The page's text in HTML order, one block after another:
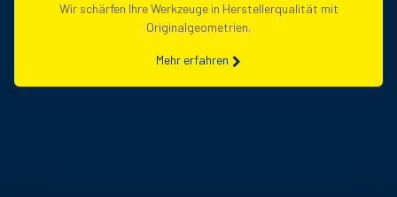
Wir schärfen Ihre Werkzeuge in Herstellerqualität mit
Originalgeometrien.
Mehr erfahren